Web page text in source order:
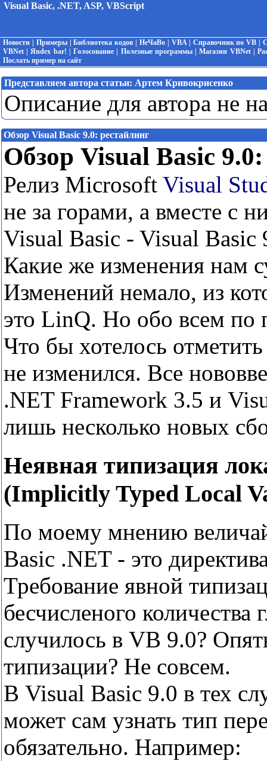
Visual Basic, .NET, ASP, VBScript
Новости Примеры|Библиотека кодов |НеЧаВо VBA| Справочник по VB |
VBNet |Яndex bar! |Голосование Полезные программы|Магазин VBNet|
Послать пример на сайт
Представляем автора статьи: Артем Кривокрисенко
Описание для автора не
Обзор Visual Basic 9.0: рестайлинг
Обзор Visual Basic
Релиз Microsoft Visual
не за горами, а вместе с
Visual Basic - Visual Basic
Какие же изменения нам
Изменений немало, из
это LinQ. Но обо всем по
Что бы хотелось
не изменился. Все
.NET Framework 3.5 и
лишь несколько новых
Неявная типизация
(Implicitly Typed Local
По моему мнению
Basic .NET - это
Требование явной
бесчисленого
случилось в VB 9.0?
типизации? Не совсем.
В Visual Basic 9.0 в тех
может сам узнать тип
обязательно. Например: